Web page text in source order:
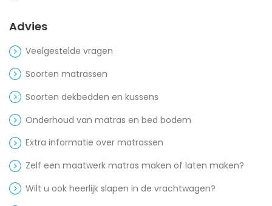
Advies
Veelgestelde vragen
Soorten matrassen
Soorten dekbedden en kussens
Onderhoud van matras en bed bodem
Extra informatie over matrassen
Zelf een maatwerk matras maken of laten maken?
Wilt u ook heerlijk slapen in de vrachtwagen?